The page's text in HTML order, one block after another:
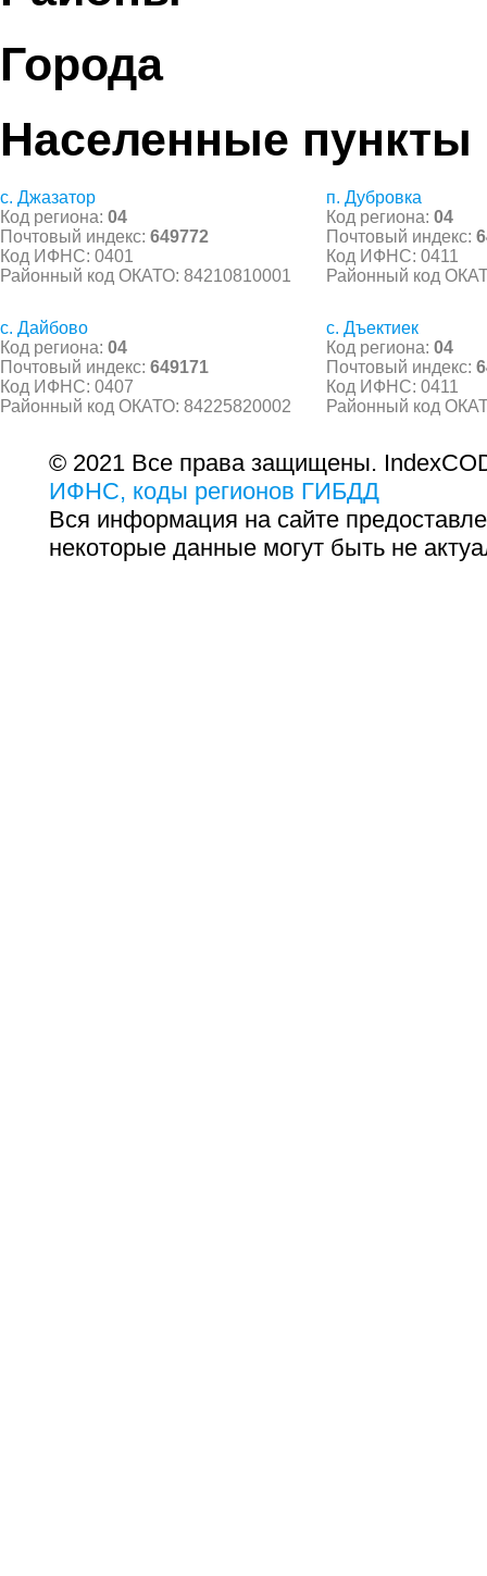
Города
Населенные пункты
с. Джазатор
Код региона: 04
Почтовый индекс: 649772
Код ИФНС: 0401
Районный код ОКАТО: 84210810001
п. Дубровка
Код региона: 04
Почтовый индекс:
Код ИФНС: 0411
Районный код
с. Дайбово
Код региона: 04
Почтовый индекс: 649171
Код ИФНС: 0407
Районный код ОКАТО: 84225820002
с. Дъектиек
Код региона: 04
Почтовый индекс:
Код ИФНС: 0411
Районный код
© 2021 Все права защищены.
ИФНС, коды регионов ГИБДД
Вся информация на сайте
некоторые данные могут быть не